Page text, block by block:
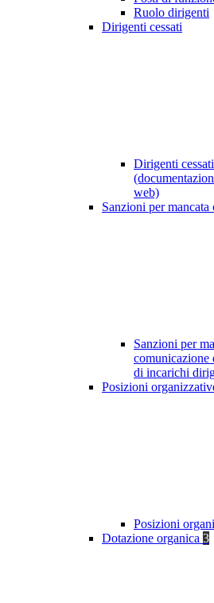
Ruolo dirigenti
Dirigenti cessati
Dirigenti
web)
Sanzioni per
Sanzioni per
comunicazione
di incarichi
Posizioni
Posizioni
Dotazione organica 3